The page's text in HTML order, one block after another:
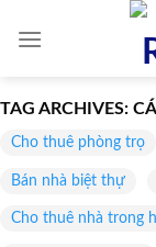
TAG ARCHIVES:
Cho thuê phòng trọ
Bán nhà biệt thự
Cho thuê nhà trong